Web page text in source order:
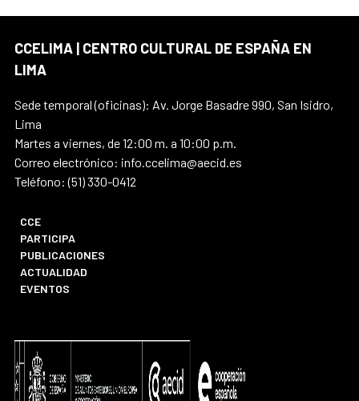
CCELIMA | CENTRO CULTURAL DE ESPAÑA EN
LIMA
Sede temporal (oficinas): Av. Jorge Basadre 990, San Isidro,
Lima
Martes a viernes, de 12:00 m. a 10:00 p.m.
Correo electrónico: info.ccelima@aecid.es
Teléfono: (51) 330-0412
CCE
PARTICIPA
PUBLICACIONES
ACTUALIDAD
EVENTOS